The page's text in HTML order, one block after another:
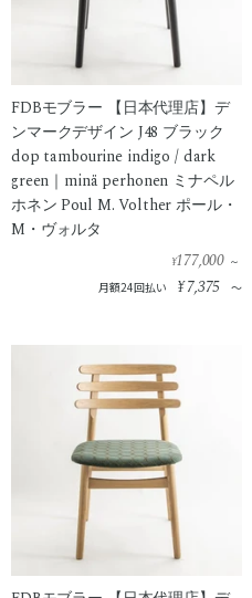
FDBモブラー 【日本代理店】デ
ンマークデザイン J48 ブラック
dop tambourine indigo / dark
green｜minä perhonen ミナペル
ホネン Poul M. Volther ポール・
M・ヴォルタ
¥177,000 ～
月額24回払い ¥7,375 ～